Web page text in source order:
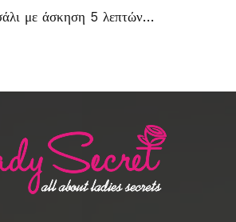
με άσκηση 5 λεπτών…